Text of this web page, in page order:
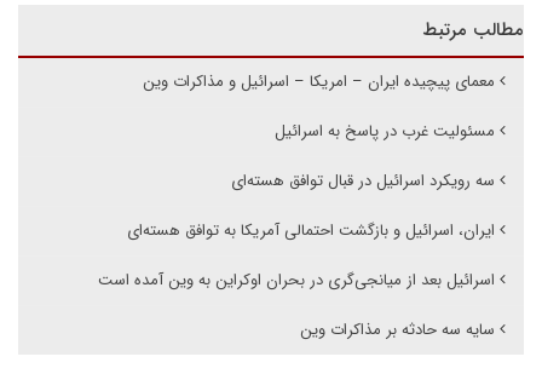
مطالب مرتبط
معمای پیچیده ایران – امریکا – اسرائیل و مذاکرات وین
مسئولیت غرب در پاسخ به اسرائیل
سه رویکرد اسرائیل در قبال توافق هسته‌ای
ایران، اسرائیل و بازگشت احتمالی آمریکا به توافق هسته‌ای
اسرائیل بعد از میانجی‌گری در بحران اوکراین به وین آمده است
سایه سه حادثه بر مذاکرات وین